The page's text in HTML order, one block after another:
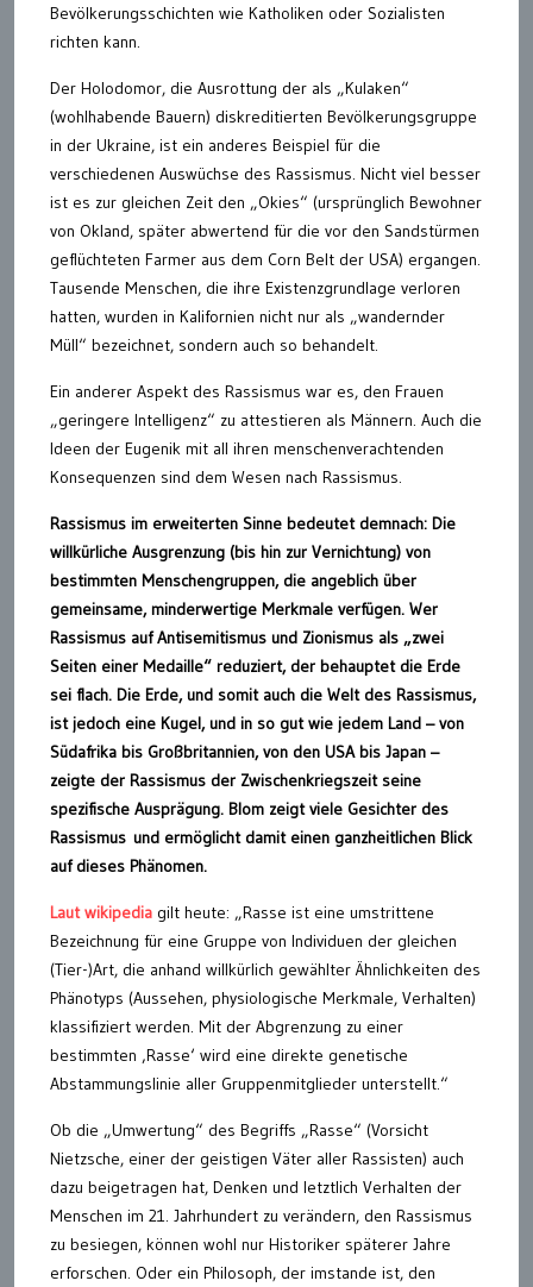
Bevölkerungsschichten wie Katholiken oder Sozialisten
richten kann.
Der Holodomor, die Ausrottung der als „Kulaken“
(wohlhabende Bauern) diskreditierten Bevölkerungsgruppe
in der Ukraine, ist ein anderes Beispiel für die
verschiedenen Auswüchse des Rassismus. Nicht viel besser
ist es zur gleichen Zeit den „Okies“ (ursprünglich Bewohner
von Okland, später abwertend für die vor den Sandstürmen
geflüchteten Farmer aus dem Corn Belt der USA) ergangen.
Tausende Menschen, die ihre Existenzgrundlage verloren
hatten, wurden in Kalifornien nicht nur als „wandernder
Müll“ bezeichnet, sondern auch so behandelt.
Ein anderer Aspekt des Rassismus war es, den Frauen
„geringere Intelligenz“ zu attestieren als Männern. Auch die
Ideen der Eugenik mit all ihren menschenverachtenden
Konsequenzen sind dem Wesen nach Rassismus.
Rassismus im erweiterten Sinne bedeutet demnach: Die
willkürliche Ausgrenzung (bis hin zur Vernichtung) von
bestimmten Menschengruppen, die angeblich über
gemeinsame, minderwertige Merkmale verfügen. Wer
Rassismus auf Antisemitismus und Zionismus als „zwei
Seiten einer Medaille“ reduziert, der behauptet die Erde
sei flach. Die Erde, und somit auch die Welt des Rassismus,
ist jedoch eine Kugel, und in so gut wie jedem Land – von
Südafrika bis Großbritannien, von den USA bis Japan –
zeigte der Rassismus der Zwischenkriegszeit seine
spezifische Ausprägung. Blom zeigt viele Gesichter des
Rassismus und ermöglicht damit einen ganzheitlichen Blick
auf dieses Phänomen.
Laut wikipedia gilt heute: „Rasse ist eine umstrittene
Bezeichnung für eine Gruppe von Individuen der gleichen
(Tier-)Art, die anhand willkürlich gewählter Ähnlichkeiten des
Phänotyps (Aussehen, physiologische Merkmale, Verhalten)
klassifiziert werden. Mit der Abgrenzung zu einer
bestimmten ‚Rasse‘ wird eine direkte genetische
Abstammungslinie aller Gruppenmitglieder unterstellt.“
Ob die „Umwertung“ des Begriffs „Rasse“ (Vorsicht
Nietzsche, einer der geistigen Väter aller Rassisten) auch
dazu beigetragen hat, Denken und letztlich Verhalten der
Menschen im 21. Jahrhundert zu verändern, den Rassismus
zu besiegen, können wohl nur Historiker späterer Jahre
erforschen. Oder ein Philosoph, der imstande ist, den